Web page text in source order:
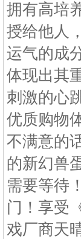
拥有高培
授给他人
运气的成
体现出其
刺激的心
优质购物
不满意的
的新幻兽
需要等待
门！享受
戏厂商天